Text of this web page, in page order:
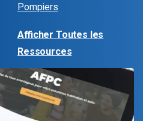
Pompiers
Afficher Toutes les
Ressources